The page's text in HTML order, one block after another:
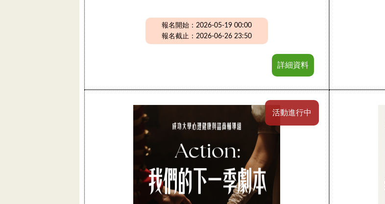
報名開始：2026-05-19 00:00
報名截止：2026-06-26 23:50
詳細資料
活動進行中